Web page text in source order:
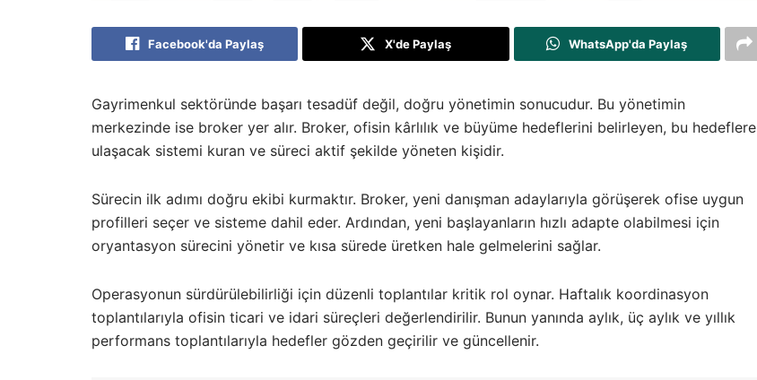
Facebook'da Paylaş X'de Paylaş WhatsApp'da Paylaş
Gayrimenkul sektöründe başarı tesadüf değil, doğru yönetimin sonucudur. Bu yönetimin
merkezinde ise broker yer alır. Broker, ofisin kârlılık ve büyüme hedeflerini belirleyen, bu hedeflere
ulaşacak sistemi kuran ve süreci aktif şekilde yöneten kişidir.
Sürecin ilk adımı doğru ekibi kurmaktır. Broker, yeni danışman adaylarıyla görüşerek ofise uygun
profilleri seçer ve sisteme dahil eder. Ardından, yeni başlayanların hızlı adapte olabilmesi için
oryantasyon sürecini yönetir ve kısa sürede üretken hale gelmelerini sağlar.
Operasyonun sürdürülebilirliği için düzenli toplantılar kritik rol oynar. Haftalık koordinasyon
toplantılarıyla ofisin ticari ve idari süreçleri değerlendirilir. Bunun yanında aylık, üç aylık ve yıllık
performans toplantılarıyla hedefler gözden geçirilir ve güncellenir.